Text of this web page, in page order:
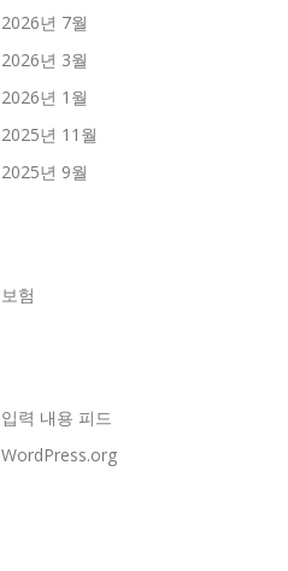
2026년 7월
2026년 3월
2026년 1월
2025년 11월
2025년 9월
보험
입력 내용 피드
WordPress.org